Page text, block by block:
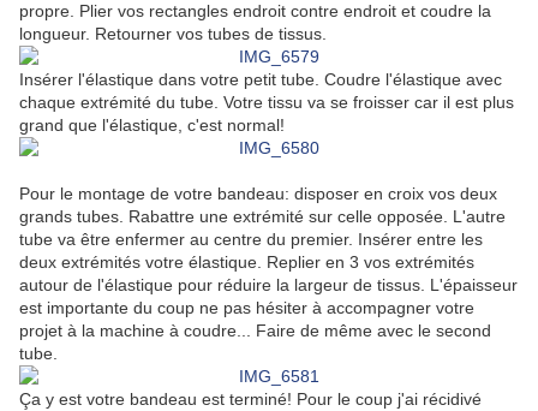
propre. Plier vos rectangles endroit contre endroit et coudre la
longueur. Retourner vos tubes de tissus.
Insérer l'élastique dans votre petit tube. Coudre l'élastique avec
chaque extrémité du tube. Votre tissu va se froisser car il est plus
grand que l'élastique, c'est normal!
Pour le montage de votre bandeau: disposer en croix vos deux
grands tubes. Rabattre une extrémité sur celle opposée. L'autre
tube va être enfermer au centre du premier. Insérer entre les
deux extrémités votre élastique. Replier en 3 vos extrémités
autour de l'élastique pour réduire la largeur de tissus. L'épaisseur
est importante du coup ne pas hésiter à accompagner votre
projet à la machine à coudre... Faire de même avec le second
tube.
Ça y est votre bandeau est terminé! Pour le coup j'ai récidivé